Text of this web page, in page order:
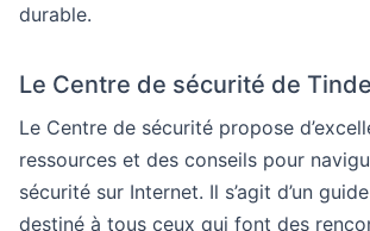
durable.
Le Centre de sécurité de
Le Centre de sécurité propose
ressources et des conseils pour
sécurité sur Internet. Il s’agit d’un
destiné à tous ceux qui font des